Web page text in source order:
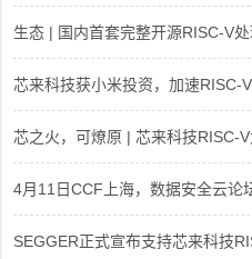
生态 | 国内首套完整开源RISC-V
芯来科技获小米投资，加速RISC-
芯之火，可燎原 | 芯来科技RISC-V
4月11日CCF上海，数据安全云
SEGGER正式宣布支持芯来科技